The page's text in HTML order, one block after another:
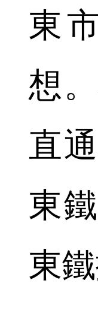
東
想
直
東
東